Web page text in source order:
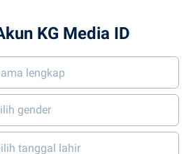
KG Media ID